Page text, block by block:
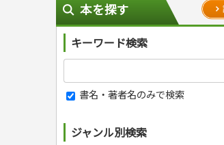
本を探す
キーワード検索
書名・著者名のみで検索
ジャンル別検索